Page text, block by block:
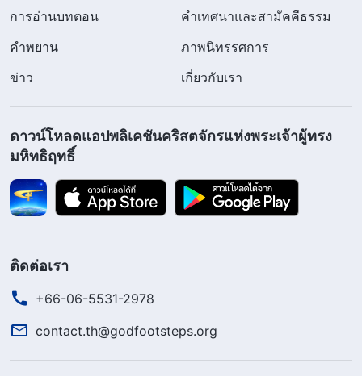
การอ่านบทตอน
คำเทศนาและสามัคคีธรรม
คำพยาน
ภาพนิทรรศการ
ข่าว
เกี่ยวกับเรา
ดาวน์โหลดแอปพลิเคชันคริสตจักรแห่งพระเจ้าผู้ทรง
มหิทธิฤทธิ์
ติดต่อเรา
+66-06-5531-2978
contact.th@godfootsteps.org